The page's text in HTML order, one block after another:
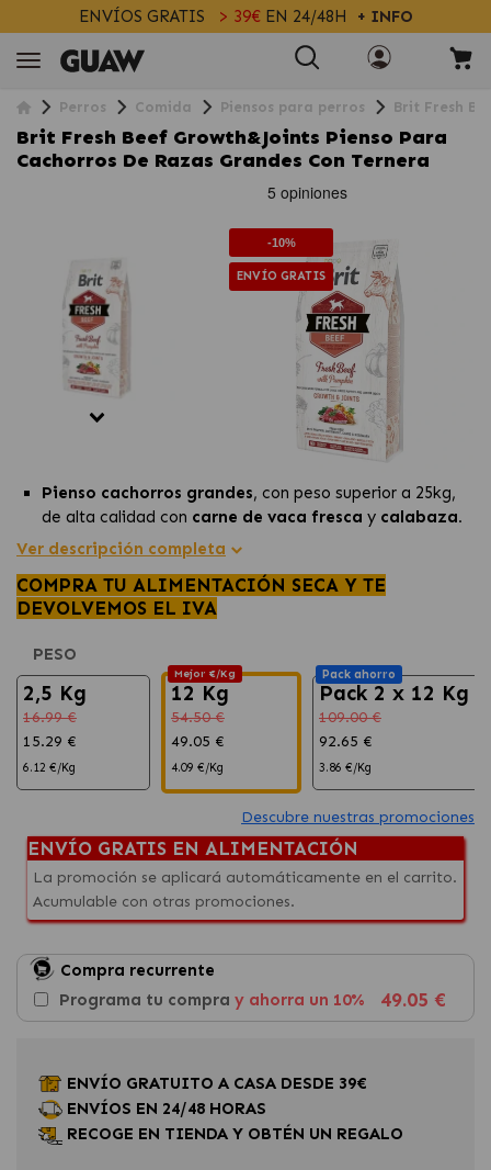
ENVÍOS GRATIS > 39€EN 24/48H + INFO
Perros Comida Piensos para perros Brit Fresh
Brit Fresh Beef Growth&Joints Pienso Para
Cachorros De Razas Grandes Con Ternera
-10%
ENVÍO GRATIS
Pienso cachorros grandes, con peso superior a 25kg,
de alta calidad con carne de vaca fresca y calabaza.
Ayuda en el desarrollo muscular
saludable.
Sin cereales, ideal paracachorrosconsensibilidades
alimentarias.
Ver descripción completa
COMPRA TU ALIMENTACIÓN SECA Y TE
DEVOLVEMOS EL IVA
PESO
2,5 Kg
16.99 €
15.29 €
6.12 €/Kg
Mejor €/Kg
12 Kg
54.50 €
49.05 €
4.09 €/Kg
Pack ahorro
Pack 2 x 12 Kg
109.00 €
92.65 €
3.86 €/Kg
Descubre nuestras promociones
ENVÍO GRATIS EN ALIMENTACIÓN
La promoción se aplicará automáticamente en el carrito.
Acumulable con otras promociones.
Compra recurrente
Programa tu compra y ahorra un 10% 49.05 €
ENVÍO GRATUITO A CASA DESDE 39€
ENVÍOS EN 24/48 HORAS
RECOGE EN TIENDA Y OBTÉN UN REGALO